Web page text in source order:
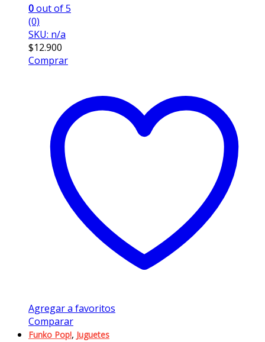
0out of 5
(0)
SKU: n/a
$12.900
Comprar
Agregar a favoritos
Comparar
Funko Pop!, Juguetes